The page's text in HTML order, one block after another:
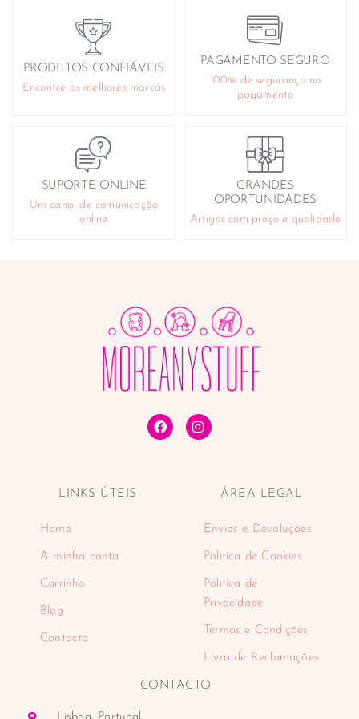
Ouvidos
Pés
Queimaduras e arranhões
Reafirmantes e tonificantes
Sabonetes e géis de banho
Cuidado Facial
Acne
Antirrugas
Contorno de olhos
Desmaquilhantes
Higiene e cuidado nasal
Máscaras faciais
Produtos para barbear
Sérum e anti-manchas
Tónicos faciais
Tratamentos faciais
Eletrodomésticos
Balanças
Máquinas de barbear
Fornos de encastre
PRODUTOS CONFIÁVEIS
Encontre as melhores marcas
PAGAMENTO SEGURO
100% de segurança no
pagamento
SUPORTE ONLINE
Um canal de comunicação
online
GRANDES
OPORTUNIDADES
Artigos com preço e qualidade
LINKS ÚTEIS
Home
A minha conta
Carrinho
Blog
Contacto
ÁREA LEGAL
Envios e Devoluções
Politica de Cookies
Politica de
Privacidade
Termos e Condições
Livro de Reclamações
CONTACTO